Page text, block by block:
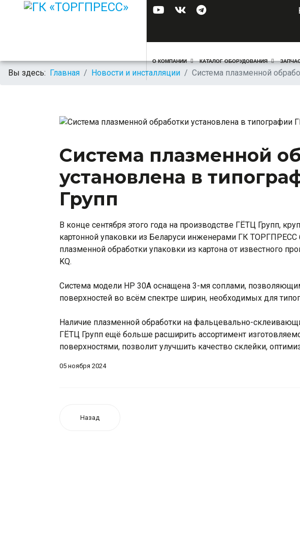
О КОМПАНИИ КАТАЛОГ ОБОРУДОВАНИЯ
Вы здесь: Главная Новости и инсталляции Система плазменной
Система плазменной
установлена в
Групп
В конце сентября этого года на производстве ГЁТЦ Групп,
картонной упаковки из Беларуси инженерами ГК ТОРГПРЕСС
плазменной обработки упаковки из картона от известного
KQ.
Система модели HP 30A оснащена 3-мя соплами,
поверхностей во всём спектре ширин, необходимых для
Наличие плазменной обработки на фальцевально-
ГЁТЦ Групп ещё больше расширить ассортимент
поверхностями, позволит улучшить качество склейки,
05 ноября 2024
Назад